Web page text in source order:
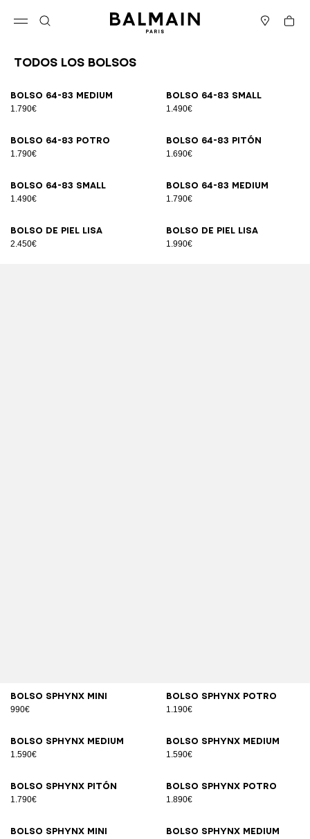
Cesta
Todos los Bolsos
Bolso 64-83 Medium
1.790€
Bolso 64-83 Small
1.490€
Bolso 64-83 potro
1.790€
Bolso 64-83 pitón
1.690€
Bolso 64-83 Small
1.490€
Bolso 64-83 Medium
1.790€
Bolso de piel lisa
2.450€
Bolso de piel lisa
1.990€
Bolso SPHYNX Mini
990€
Bolso SPHYNX potro
1.190€
Bolso SPHYNX Medium
1.590€
Bolso SPHYNX Medium
1.590€
Bolso SPHYNX pitón
1.790€
Bolso SPHYNX potro
1.890€
Bolso SPHYNX Mini Bolso SPHYNX Medium